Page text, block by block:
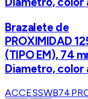
Brazalete de
PROXIMIDAD
(TIPO EM), 74
Diametro, color